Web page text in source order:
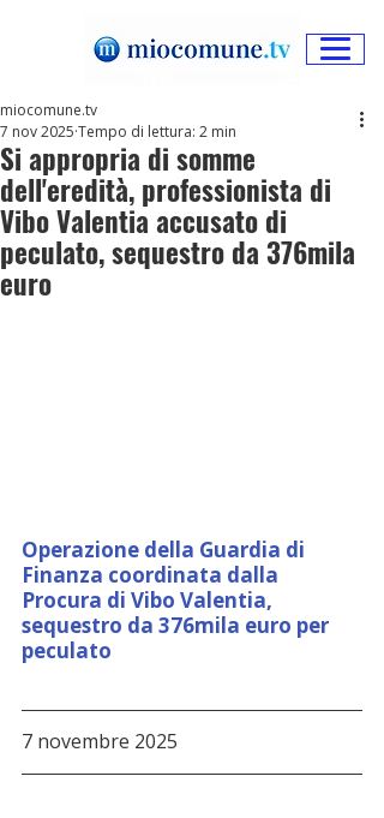
Si appropria di somme
dell'eredità, professionista di
Vibo Valentia accusato di
peculato, sequestro da 376mila
euro
miocomune.tv
7 nov 2025 Tempo di lettura: 2 min
Operazione della Guardia di
Finanza coordinata dalla
Procura di Vibo Valentia,
sequestro da 376mila euro per
peculato
7 novembre 2025